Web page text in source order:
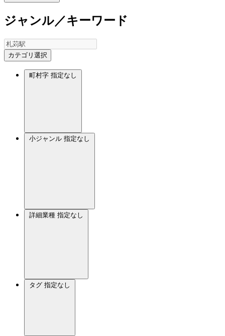
ジャンル／キーワード
カテゴリ選択
町村字 指定なし
小ジャンル 指定なし
詳細業種 指定なし
タグ 指定なし